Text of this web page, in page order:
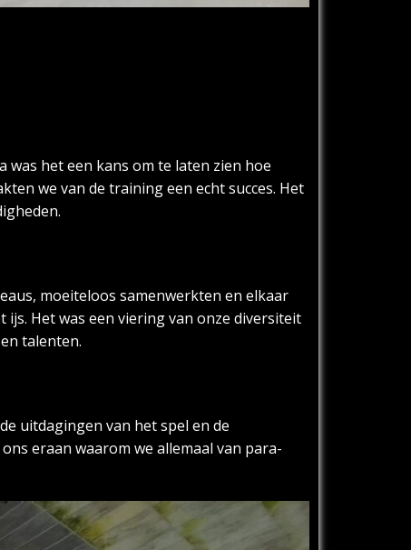
het een kans om te laten zien hoe
we van de training een echt succes. Het
moeiteloos samenwerkten en elkaar
Het was een viering van onze diversiteit
talenten.
uitdagingen van het spel en de
eraan waarom we allemaal van para-